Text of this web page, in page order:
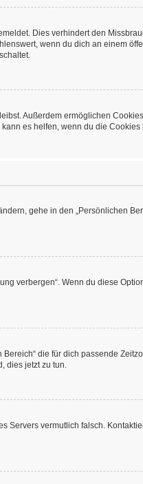
Dies verhindert den
wenn du dich an einem
Außerdem ermöglichen
es helfen, wenn du die Cookies
gehe in den „Persönlichen
verbergen“. Wenn du diese
die für dich passende
dies jetzt zu tun.
vermutlich falsch.